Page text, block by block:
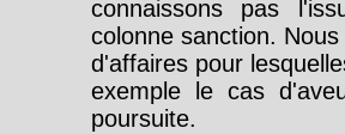
connaissons pas
colonne sanction.
d'affaires pour
exemple le cas
poursuite.